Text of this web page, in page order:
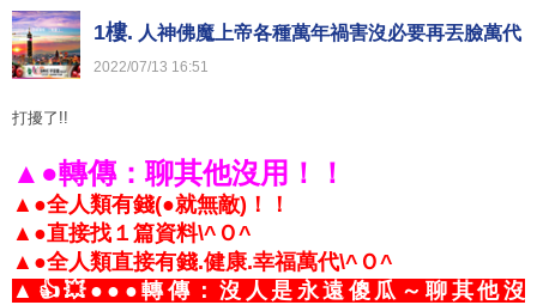
1樓. 人神佛魔上帝各種萬年禍害沒必要再丟臉萬代
2022/07/13 16:51
打擾了!!
▲●轉傳：聊其他沒用！！
▲●全人類有錢(●就無敵)！！
▲●直接找１篇資料\^Ｏ^
▲●全人類直接有錢.健康.幸福萬代\^Ｏ^
▲👍💥●●●轉傳：沒人是永遠傻瓜～聊其他沒